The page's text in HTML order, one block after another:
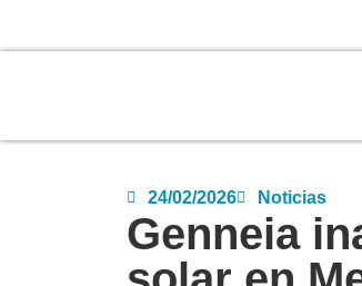
24/02/2026 Noticias
Genneia